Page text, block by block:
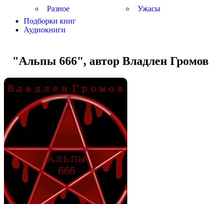
Разное
Ужасы
Подборки книг
Аудиокниги
"Альпы 666", автор Владлен Громов